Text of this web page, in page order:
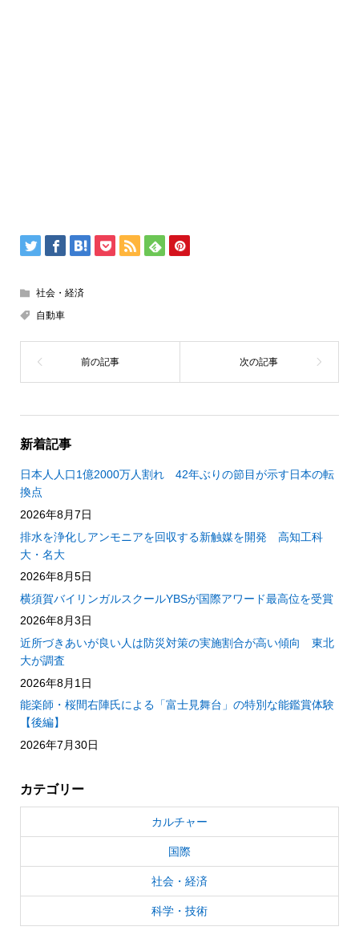
社会・経済
自動車
新着記事
日本人人口1億2000万人割れ 42年ぶりの節目が示す日本の転
換点
2026年8月7日
排水を浄化しアンモニアを回収する新触媒を開発 高知工科
大・名大
2026年8月5日
横須賀バイリンガルスクールYBSが国際アワード最高位を受賞
2026年8月3日
近所づきあいが良い人は防災対策の実施割合が高い傾向 東北
大が調査
2026年8月1日
能楽師・桜間右陣氏による「富士見舞台」の特別な能鑑賞体験
【後編】
2026年7月30日
カテゴリー
カルチャー
国際
社会・経済
科学・技術